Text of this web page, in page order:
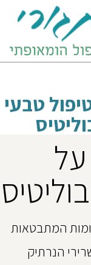
טבעי
דומות המתבטאות
הנרתיק